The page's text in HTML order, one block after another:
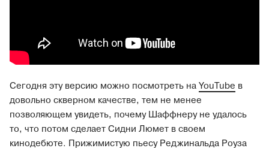
Сегодня эту версию можно посмотреть наYouTube в
довольно скверном качестве, тем не менее
позволяющем увидеть, почему Шаффнеру не удалось
то, что потом сделает Сидни Люмет в своем
кинодебюте. Прижимистую пьесу Реджинальда Роуза